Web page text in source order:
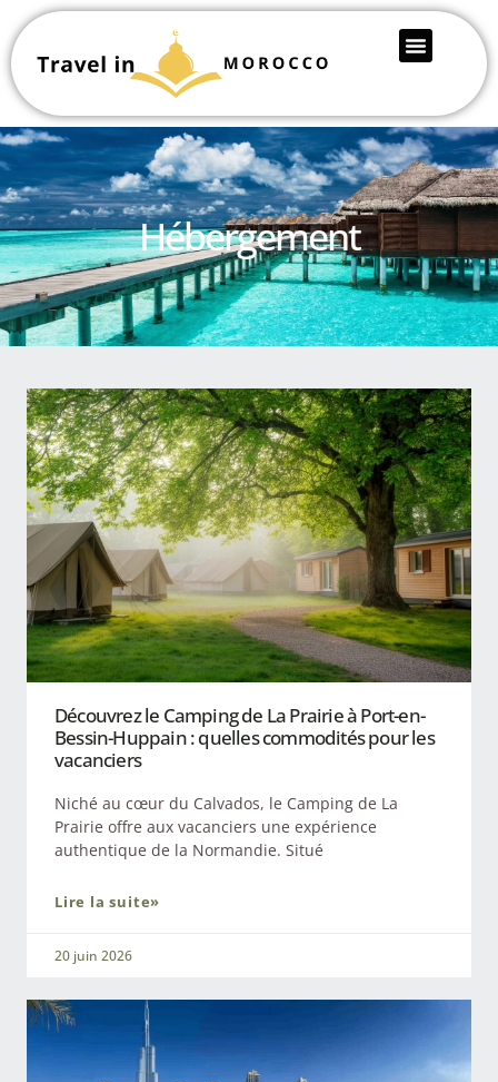
Hébergement
Découvrez le Camping de La Prairie à Port-en-
Bessin-Huppain : quelles commodités pour les
vacanciers
Niché au cœur du Calvados, le Camping de La
Prairie offre aux vacanciers une expérience
authentique de la Normandie. Situé
Lire la suite»
20 juin 2026